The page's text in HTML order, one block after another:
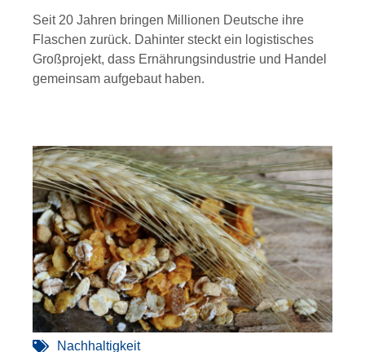
Seit 20 Jahren bringen Millionen Deutsche ihre
Flaschen zurück. Dahinter steckt ein logistisches
Großprojekt, dass Ernährungsindustrie und Handel
gemeinsam aufgebaut haben.
Nachhaltigkeit